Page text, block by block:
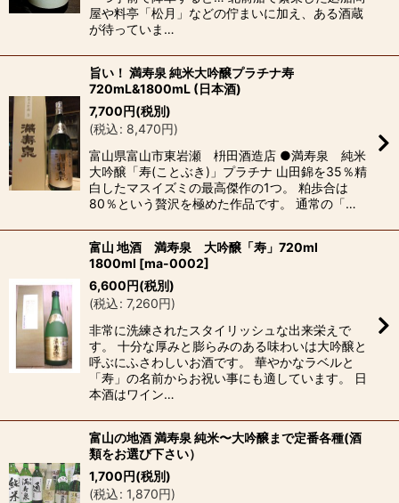
屋や料亭「松月」などの佇まいに加え、ある酒蔵
が待っていま…
旨い！ 満寿泉 純米大吟醸プラチナ寿
720mL&1800mL (日本酒)
7,700円(税別)
(税込: 8,470円)
富山県富山市東岩瀬 枡田酒造店 ●満寿泉 純米
大吟醸「寿(ことぶき)」プラチナ 山田錦を35％精
白したマスイズミの最高傑作の1つ。 粕歩合は
80％という贅沢を極めた作品です。 通常の「…
富山 地酒 満寿泉 大吟醸「寿」720ml
1800ml [ma-0002]
6,600円(税別)
(税込: 7,260円)
非常に洗練されたスタイリッシュな出来栄えで
す。 十分な厚みと膨らみのある味わいは大吟醸と
呼ぶにふさわしいお酒です。 華やかなラベルと
「寿」の名前からお祝い事にも適しています。 日
本酒はワイン…
富山の地酒 満寿泉 純米〜大吟醸まで定番各種(酒
類をお選び下さい）
1,700円(税別)
(税込: 1,870円)